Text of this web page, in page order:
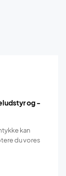
og -
kan
du vores